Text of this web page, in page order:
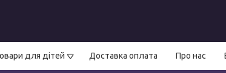
для дітей Доставка оплата Про нас